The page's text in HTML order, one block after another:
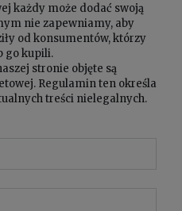
każdy może dodać swoją
nie zapewniamy, aby
od konsumentów, którzy
go kupili.
stronie objęte są
Regulamin ten określa
treści nielegalnych.